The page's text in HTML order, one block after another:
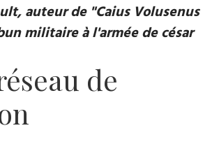
auteur de "Caius Volusenus
militaire à l'armée de césar
de